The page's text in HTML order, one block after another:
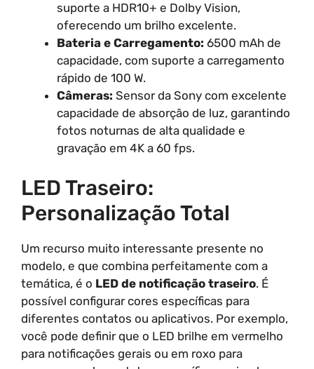
suporte a HDR10+ e Dolby Vision,
oferecendo um brilho excelente.
Bateria e Carregamento: 6500 mAh de
capacidade, com suporte a carregamento
rápido de 100 W.
Câmeras: Sensor da Sony com excelente
capacidade de absorção de luz, garantindo
fotos noturnas de alta qualidade e
gravação em 4K a 60 fps.
LED Traseiro:
Personalização Total
Um recurso muito interessante presente no
modelo, e que combina perfeitamente com a
temática, é o LED de notificação traseiro. É
possível configurar cores específicas para
diferentes contatos ou aplicativos. Por exemplo,
você pode definir que o LED brilhe em vermelho
para notificações gerais ou em roxo para